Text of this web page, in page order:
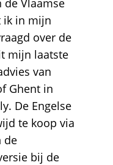
de Vlaamse
ik in mijn
over de
mijn laatste
van
Ghent in
De Engelse
te koop via
de
bij de